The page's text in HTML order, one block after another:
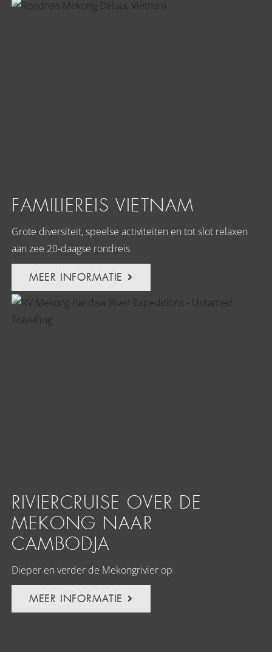
FAMILIEREIS VIETNAM
Grote diversiteit, speelse activiteiten en tot slot relaxen
aan zee 20-daagse rondreis
MEER INFORMATIE
RIVIERCRUISE OVER DE
MEKONG NAAR
CAMBODJA
Dieper en verder de Mekongrivier op
MEER INFORMATIE